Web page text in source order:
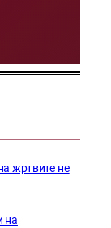
жртвите не
на